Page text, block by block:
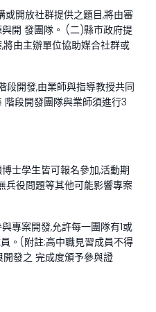
開放社群提供之題目,將由審
開 發團隊。 (二)縣市政府提
由主辦單位協助媒合社群或
段開發,由業師與指導教授共同
段開發團隊與業師須進行3
士學生皆可報名參加,活動期
兵役問題等其他可能影響專案
專案開發,允許每一團隊有1或
。(附註:高中職見習成員不得
發之 完成度頒予參與證